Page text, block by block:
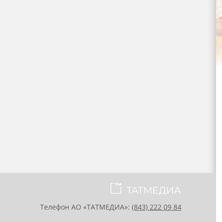
Телефон АО «ТАТМЕДИА»: (843) 222 09 84